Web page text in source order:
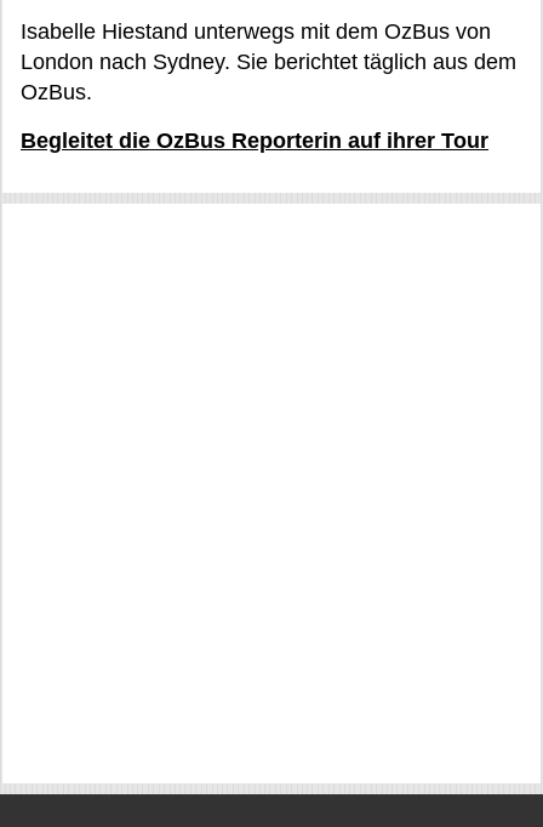
Isabelle Hiestand unterwegs mit dem OzBus von
London nach Sydney. Sie berichtet täglich aus dem
OzBus.
Begleitet die OzBus Reporterin auf ihrer Tour